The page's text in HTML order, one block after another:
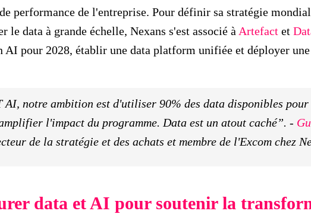
performance de l'entreprise. Pour définir sa stratégie
le data à grande échelle, Nexans s'est associé à Artefactet
AI pour 2028, établir une data platform unifiée et déployer une
AI, notre ambition est d'utiliser 90% des data disponibles pour
l'impact du programme. Data est un atout caché”. -
de la stratégie et des achats et membre de l'Excom chez
data et AI pour soutenir la